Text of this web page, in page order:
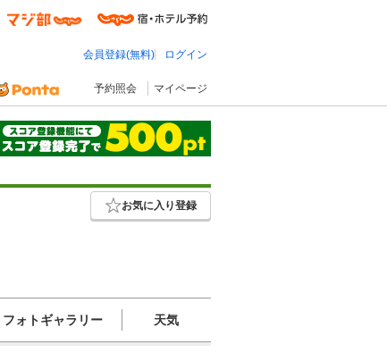
会員登録(無料) ログイン
予約照会 マイページ
お気に入り登録
フォトギャラリー 天気